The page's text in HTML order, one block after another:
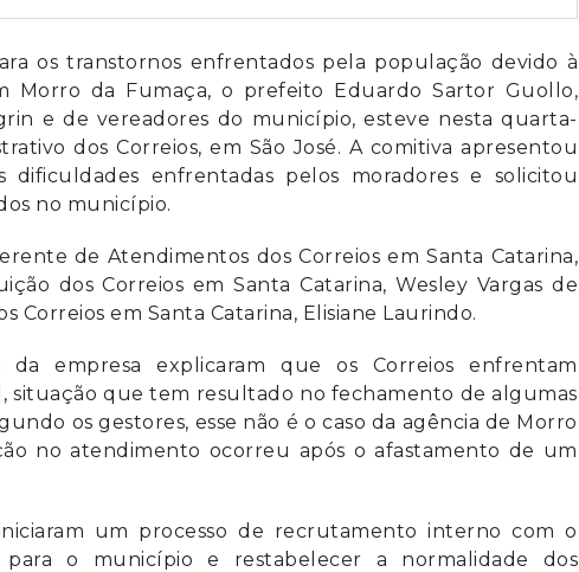
os transtornos enfrentados pela população devido à
Morro da Fumaça, o prefeito Eduardo Sartor Guollo,
e de vereadores do município, esteve nesta quarta-
dos Correios, em São José. A comitiva apresentou
dificuldades enfrentadas pelos moradores e solicitou
no município.
de Atendimentos dos Correios em Santa Catarina,
dos Correios em Santa Catarina, Wesley Vargas de
em Santa Catarina, Elisiane Laurindo.
empresa explicaram que os Correios enfrentam
situação que tem resultado no fechamento de algumas
os gestores, esse não é o caso da agência de Morro
no atendimento ocorreu após o afastamento de um
um processo de recrutamento interno com o
o município e restabelecer a normalidade dos